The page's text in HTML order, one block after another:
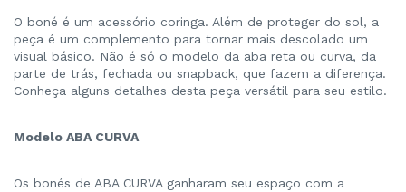
O boné é um acessório coringa. Além de proteger do sol, a
peça é um complemento para tornar mais descolado um
visual básico. Não é só o modelo da aba reta ou curva, da
parte de trás, fechada ou snapback, que fazem a diferença.
Conheça alguns detalhes desta peça versátil para seu estilo.
Modelo ABA CURVA
Os bonés de ABA CURVA ganharam seu espaço com a